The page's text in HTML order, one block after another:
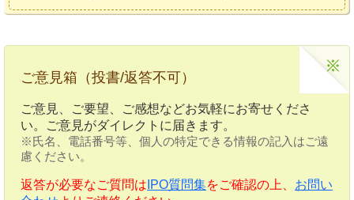
ご意見箱（投書/返答不可）
ご意見、ご要望、ご感想などお気軽にお寄せくださ
い。ご意見がダイレクトに届きます。
※氏名、電話番号等、個人の特定できる情報の記入はご遠
慮ください。
返答が必要なご質問は IPO質問集をご確認の上、 お問い